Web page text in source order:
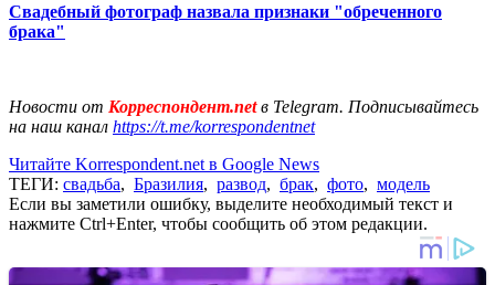
Свадебный фотограф назвала признаки "обреченного
брака"
Новости от Корреспондент.netв Telegram. Подписывайтесь
на наш канал https://t.me/korrespondentnet
Читайте Korrespondent.net в Google News
ТЕГИ: свадьба, Бразилия, развод, брак, фото, модель
Если вы заметили ошибку, выделите необходимый текст и
нажмите Ctrl+Enter, чтобы сообщить об этом редакции.